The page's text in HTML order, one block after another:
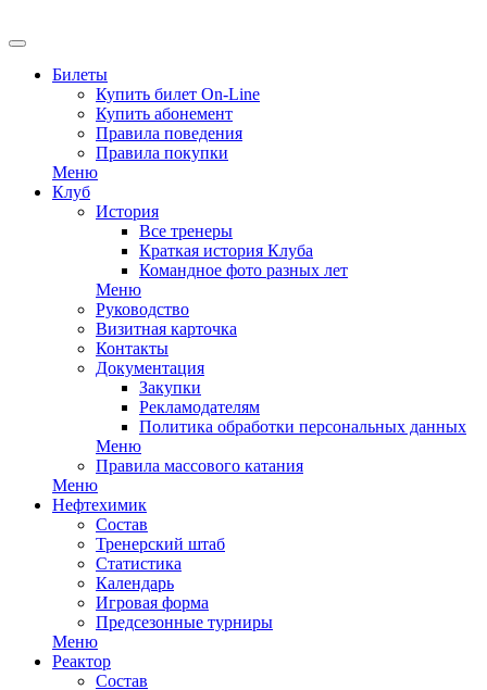
Билеты
Купить билет On-Line
Купить абонемент
Правила поведения
Правила покупки
Меню
Клуб
История
Все тренеры
Краткая история Клуба
Командное фото разных лет
Меню
Руководство
Визитная карточка
Контакты
Документация
Закупки
Рекламодателям
Политика обработки персональных данных
Меню
Правила массового катания
Меню
Нефтехимик
Состав
Тренерский штаб
Статистика
Календарь
Игровая форма
Предсезонные турниры
Меню
Реактор
Состав